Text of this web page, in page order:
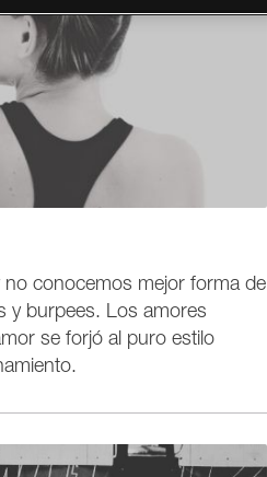
no conocemos mejor forma de
y burpees. Los amores
se forjó al puro estilo